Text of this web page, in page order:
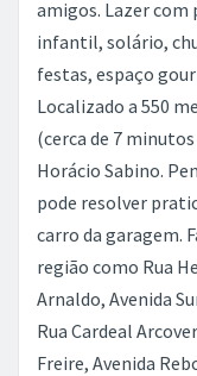
amigos. Lazer com
infantil, solário,
festas, espaço
Localizado a 550
(cerca de 7
Horácio Sabino.
pode resolver
carro da garagem.
região como Rua
Arnaldo, Avenida
Rua Cardeal
Freire, Avenida